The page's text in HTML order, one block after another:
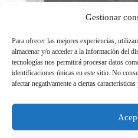
Gestionar
Para ofrecer las mejores experiencias,
almacenar y/o acceder a la información del
tecnologías nos permitirá procesar datos
identificaciones únicas en este sitio. No
afectar negativamente a ciertas
Aviso legal